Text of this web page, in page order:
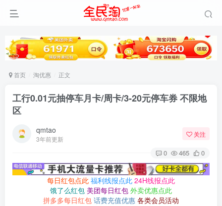
首页 淘优惠 正文
工行0.01元抽停车月卡/周卡/3-20元停车券 不限地
区
qmtao
3年前更新
关注
0 465 0
每日红包点此 福利线报点此 24H线报点此
饿了么红包 美团每日红包 外卖优惠点此
拼多多每日红包 话费充值优惠 各类会员活动